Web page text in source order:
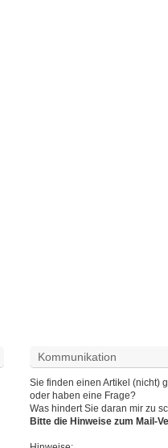
Kommunikation
Sie finden einen Artikel (nicht)
oder haben eine Frage?
Was hindert Sie daran mir zu
Bitte die Hinweise zum Mail-